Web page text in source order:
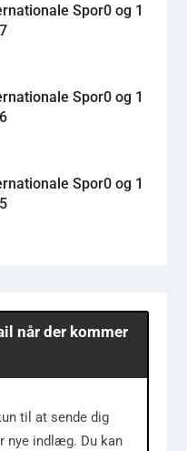
Spor0 og 1
Spor0 og 1
Spor0 og 1
når der kommer
til at sende dig
nye indlæg. Du kan